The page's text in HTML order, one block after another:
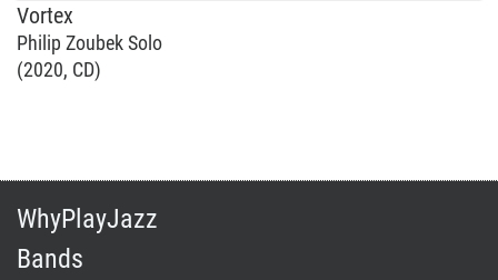
Vortex
Philip Zoubek Solo
(2020, CD)
WhyPlayJazz
Bands